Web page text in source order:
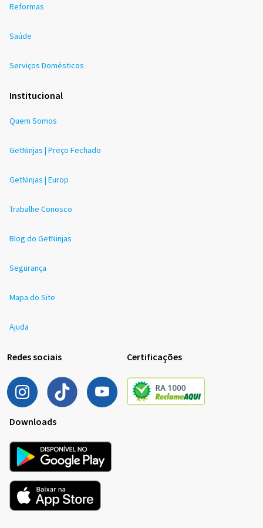
Reformas
Saúde
Serviços Domésticos
Institucional
Quem Somos
GetNinjas | Preço Fechado
GetNinjas | Europ
Trabalhe Conosco
Blog do GetNinjas
Segurança
Mapa do Site
Ajuda
Redes sociais Certificações
Downloads